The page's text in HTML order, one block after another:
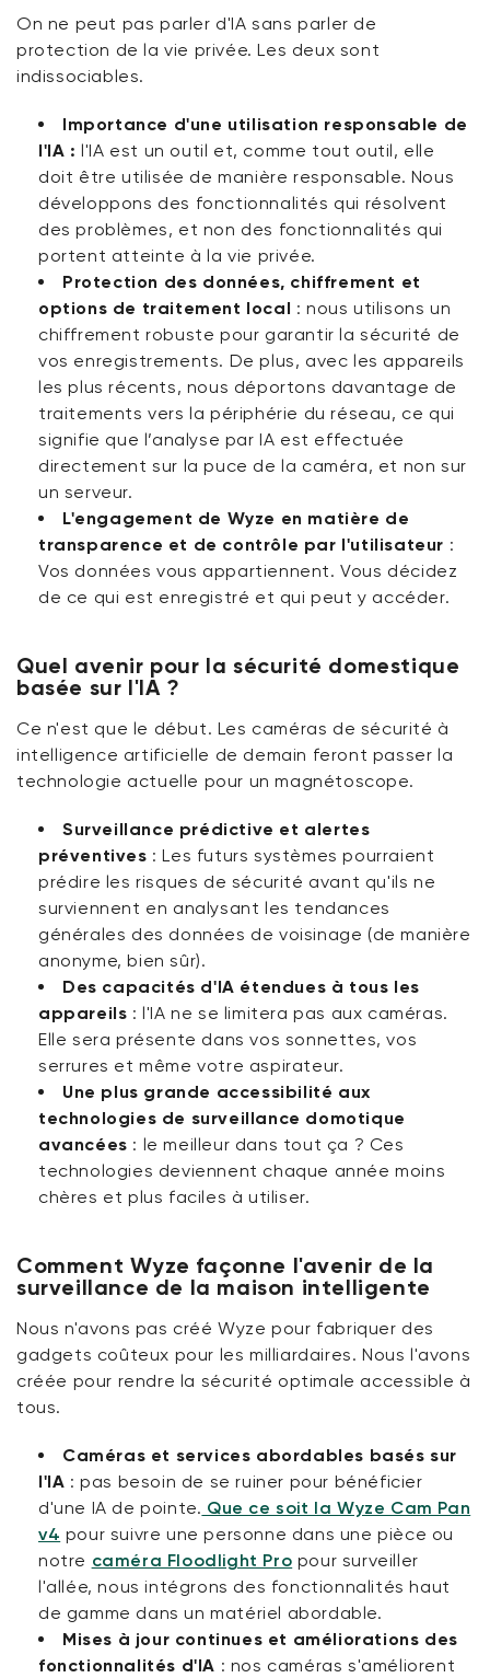
On ne peut pas parler d'IA sans parler de
protection de la vie privée. Les deux sont
indissociables.
Importance d'une utilisation responsable de
l'IA : l'IA est un outil et, comme tout outil, elle
doit être utilisée de manière responsable. Nous
développons des fonctionnalités qui résolvent
des problèmes, et non des fonctionnalités qui
portent atteinte à la vie privée.
Protection des données, chiffrement et
options de traitement local :nous utilisons un
chiffrement robuste pour garantir la sécurité de
vos enregistrements. De plus, avec les appareils
les plus récents, nous déportons davantage de
traitements vers la périphérie du réseau, ce qui
signifie que l’analyse par IA est effectuée
directement sur la puce de la caméra, et non sur
un serveur.
L'engagement de Wyze en matière de
transparence et de contrôle par l'utilisateur :
Vos données vous appartiennent. Vous décidez
de ce qui est enregistré et qui peut y accéder.
Quel avenir pour la sécurité domestique
basée sur l'IA ?
Ce n'est que le début. Les caméras de sécurité à
intelligence artificielle de demain feront passer la
technologie actuelle pour un magnétoscope.
Surveillance prédictive et alertes
préventives : Les futurs systèmes pourraient
prédire les risques de sécurité avant qu'ils ne
surviennent en analysant les tendances
générales des données de voisinage (de manière
anonyme, bien sûr).
Des capacités d'IA étendues à tous les
appareils : l'IA ne se limitera pas aux caméras.
Elle sera présente dans vos sonnettes, vos
serrures et même votre aspirateur.
Une plus grande accessibilité aux
technologies de surveillance domotique
avancées : le meilleur dans tout ça ? Ces
technologies deviennent chaque année moins
chères et plus faciles à utiliser.
Comment Wyze façonne l'avenir de la
surveillance de la maison intelligente
Nous n'avons pas créé Wyze pour fabriquer des
gadgets coûteux pour les milliardaires. Nous l'avons
créée pour rendre la sécurité optimale accessible à
tous.
Caméras et services abordables basés sur
l'IA : pas besoin de se ruiner pour bénéficier
d'une IA de pointe. Que ce soit la Wyze Cam Pan
v4 pour suivre une personne dans une pièce ou
notre caméra Floodlight Pro pour surveiller
l'allée, nous intégrons des fonctionnalités haut
de gamme dans un matériel abordable.
Mises à jour continues et améliorations des
fonctionnalités d'IA : nos caméras s'améliorent